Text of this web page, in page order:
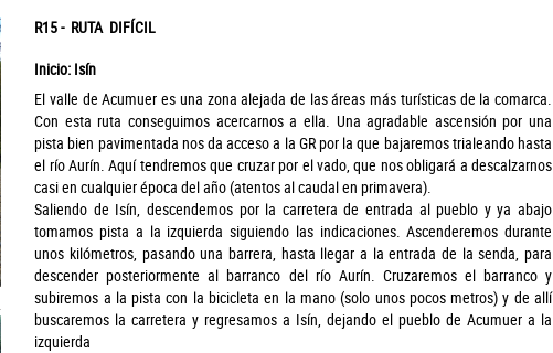
R15 - RUTA DIFÍCIL
Inicio: Isín
El valle de Acumuer es una zona alejada de las áreas más turísticas de la comarca.
Con esta ruta conseguimos acercarnos a ella. Una agradable ascensión por una
pista bien pavimentada nos da acceso a la GR por la que bajaremos trialeando hasta
el río Aurín. Aquí tendremos que cruzar por el vado, que nos obligará a descalzarnos
casi en cualquier época del año (atentos al caudal en primavera).
Saliendo de Isín, descendemos por la carretera de entrada al pueblo y ya abajo
tomamos pista a la izquierda siguiendo las indicaciones. Ascenderemos durante
unos kilómetros, pasando una barrera, hasta llegar a la entrada de la senda, para
descender posteriormente al barranco del río Aurín. Cruzaremos el barranco y
subiremos a la pista con la bicicleta en la mano (solo unos pocos metros) y de allí
buscaremos la carretera y regresamos a Isín, dejando el pueblo de Acumuer a la
izquierda